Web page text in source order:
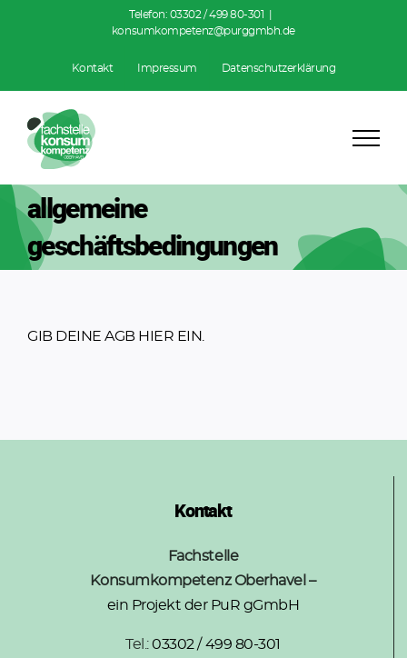
Telefon: 03302 / 499 80-301
konsumkompetenz@purggmbh.de
Kontakt Impressum Datenschutzerklärung
allgemeine
geschäftsbedingungen
GIB DEINE AGB HIER EIN.
Kontakt
Fachstelle
Konsumkompetenz Oberhavel –
ein Projekt der PuR gGmbH
Tel.:03302 / 499 80-301